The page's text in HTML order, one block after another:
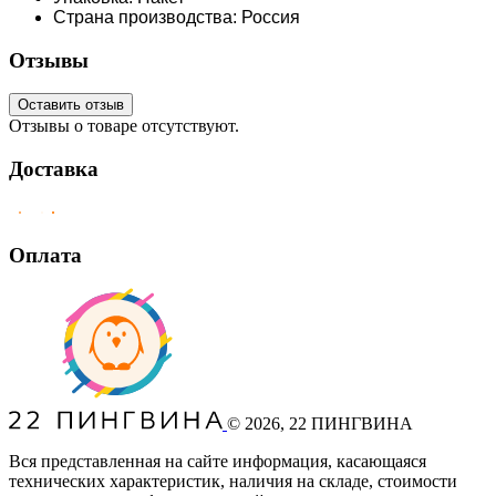
Страна производства: Россия
Отзывы
Оставить отзыв
Отзывы о товаре отсутствуют.
Доставка
Оплата
© 2026, 22 ПИНГВИНА
Вся представленная на сайте информация, касающаяся
технических характеристик, наличия на складе, стоимости